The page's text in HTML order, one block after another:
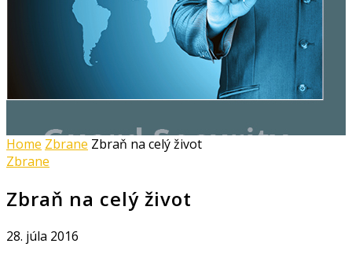
Home Zbrane Zbraň na celý život
Zbrane
Zbraň na celý život
28. júla 2016